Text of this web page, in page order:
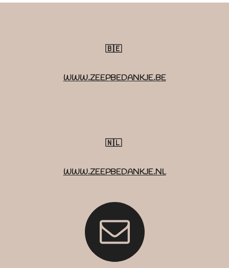
🇧🇪
WWW.ZEEPBEDANKJE.BE
🇳🇱
WWW.ZEEPBEDANKJE.NL